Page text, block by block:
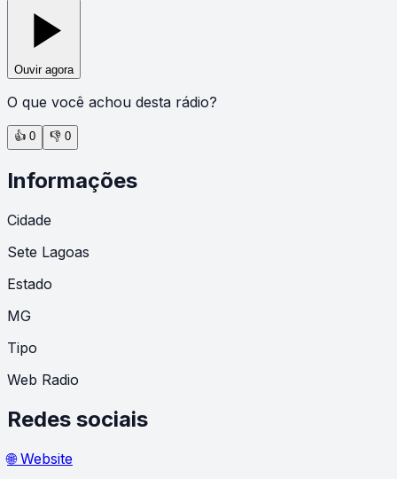
Ouvir agora
O que você achou desta rádio?
👍 0 👎 0
Informações
Cidade
Sete Lagoas
Estado
MG
Tipo
Web Radio
Redes sociais
🌐 Website